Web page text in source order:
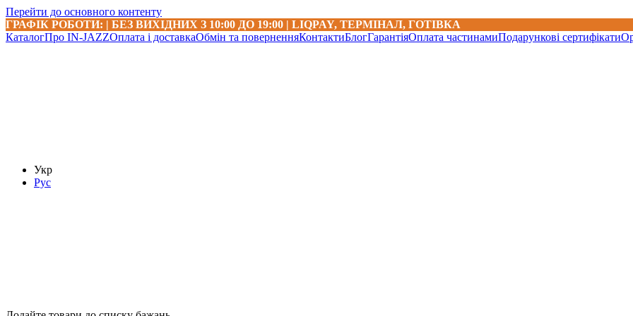
Перейти до основного контенту
ГРАФІК РОБОТИ: | БЕЗ ВИХІДНИХ З 10:00 ДО 19:00 | LIQPAY, ТЕРМІНАЛ, ГОТІВКА
КаталогПро IN-JAZZОплата і доставкаОбмін та поверненняКонтактиБлогГарантіяОплата частинамиПодарункові сертифікати
Укр
Рус